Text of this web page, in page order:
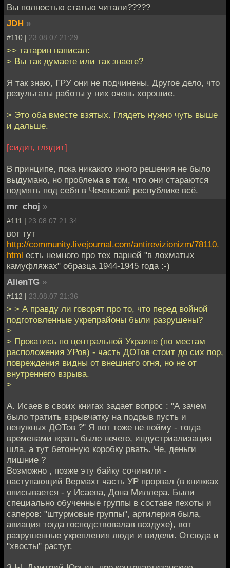
Вы полностью статью читали?????
JDH »
#110 | 23.08.07 21:29
>> татарин написал:
> Вы так думаете или так знаете?
Я так знаю, ГРУ они не подчинены. Другое дело, что
результаты работы у них очень хорошие.
> Это оба вместе взятых. Глядеть нужно чуть выше
и дальше.
[сидит, глядит]
В принципе, пока никакого иного решения не было
выдумано, но проблема в том, что они стараются
подмять под себя в Чеченской республике всё.
mr_choj »
#111 | 23.08.07 21:34
вот тут
http://community.livejournal.com/antirevizionizm/78110.
html есть немного про тех парней "в лохматых
камуфляжах" образца 1944-1945 года :-)
AlienTG »
#112 | 23.08.07 21:36
> > А правду ли говорят про то, что перед войной
подготовленные укрепрайоны были разрушены?
>
> Прокатись по центральной Украине (по местам
расположения УРов) - часть ДОТов стоит до сих пор,
повреждения видны от внешнего огня, но не от
внутреннего взрыва.
>
А. Исаев в своих книгах задает вопрос : "А зачем
было тратить взрывчатку на подрыв пусть и
ненужных ДОТов ?" Я вот тоже не пойму - тогда
временами жрать было нечего, индустриализация
шла, а тут бетонную коробку рвать. Че, деньги
лишние ?
Возможно , позже эту байку сочинили -
наступающий Вермахт часть УР прорвал (в книжках
описывается - у Исаева, Дона Миллера. Были
специально обученные группы в составе пехоты и
саперов: "штурмовые группы", артилерия была,
авиация тогда господствовалав воздухе), вот
разрушенные укрепления люди и видели. Отсюда и
"хвосты" растут.